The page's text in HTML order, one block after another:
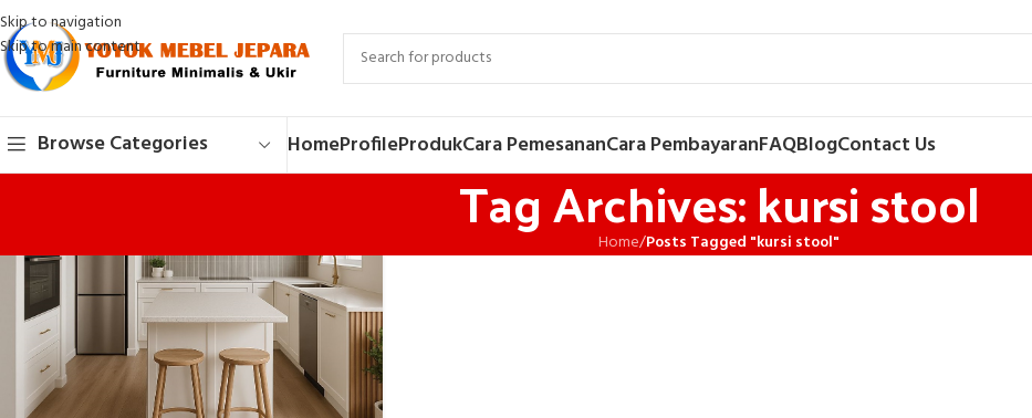
Skip to navigation
Skip to main content
Browse Categories HomeProfileProdukCara PemesananCara PembayaranFAQBlogContact Us
Tag Archives: kursi stool
Home/Posts Tagged "kursi stool"